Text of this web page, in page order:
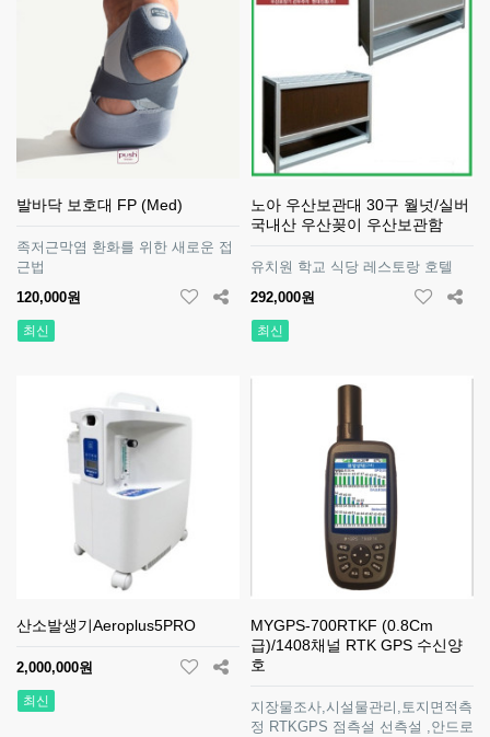
발바닥 보호대 FP (Med)
족저근막염 환화를 위한 새로운 접
근법
120,000원
최신
노아 우산보관대 30구 월넛/실버
국내산 우산꽂이 우산보관함
유치원 학교 식당 레스토랑 호텔
292,000원
최신
산소발생기Aeroplus5PRO
2,000,000원
최신
MYGPS-700RTKF (0.8Cm
급)/1408채널 RTK GPS 수신양
호
지장물조사,시설물관리,토지면적측
정 RTKGPS 점측설 선측설 ,안드로